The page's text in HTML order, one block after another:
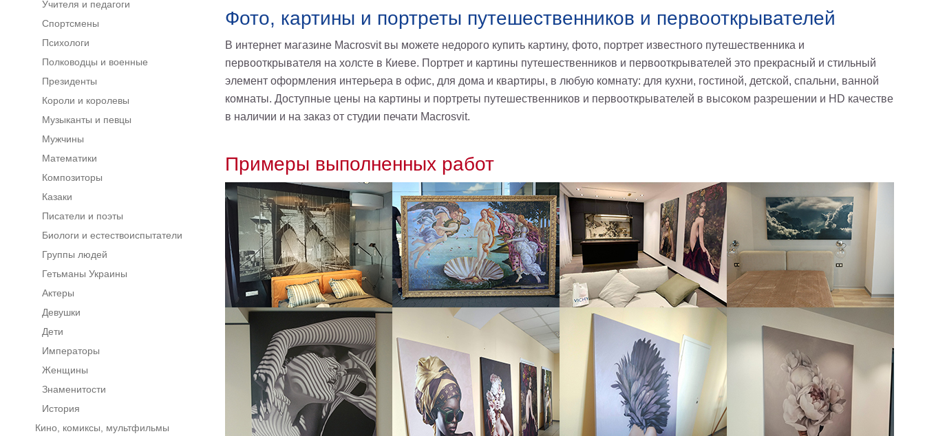
Фото, картины и портреты путешественников и первооткрывателей
В интернет магазине Macrosvit вы можете недорого купить картину, фото, портрет известного путешественника и
первооткрывателя на холсте в Киеве. Портрет и картины путешественников и первооткрывателей это прекрасный и стильный
элемент оформления интерьера в офис, для дома и квартиры, в любую комнату: для кухни, гостиной, детской, спальни, ванной
комнаты. Доступные цены на картины и портреты путешественников и первооткрывателей в высоком разрешении и HD качестве
в наличии и на заказ от студии печати Macrosvit.
Примеры выполненных работ
Учителя и педагоги
Спортсмены
Психологи
Полководцы и военные
Президенты
Короли и королевы
Музыканты и певцы
Мужчины
Математики
Композиторы
Казаки
Писатели и поэты
Биологи и естествоиспытатели
Группы людей
Гетьманы Украины
Актеры
Девушки
Дети
Императоры
Женщины
Знаменитости
История
Кино, комиксы, мультфильмы